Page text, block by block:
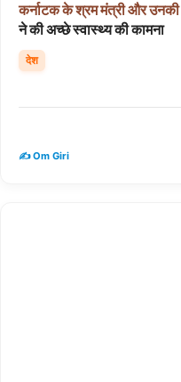
कर्नाटककेश्रममंत्रीऔरउनकी
ने की अच्छे स्वास्थ्य की कामना
देश
✍️ Om Giri